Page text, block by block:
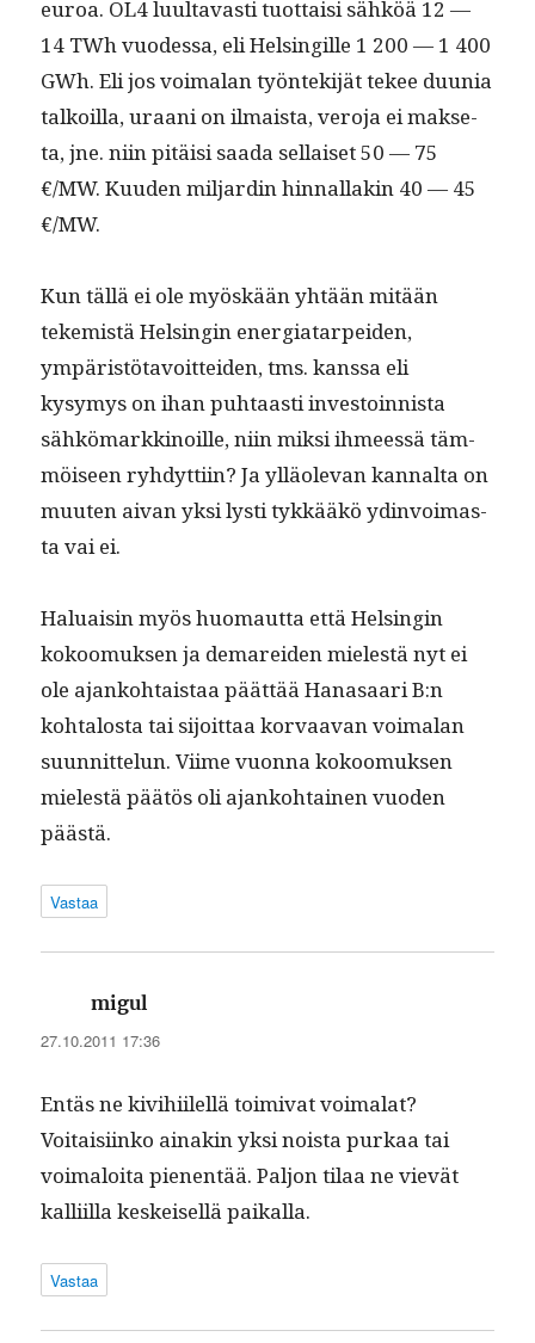
euroa. OL4 luul­tavasti tuot­taisi sähköä 12 —
14 TWh vuodessa, eli Helsingille 1 200 — 1 400
GWh. Eli jos voimalan työn­tek­i­jät tekee duu­nia
talkoil­la, uraani on ilmaista, vero­ja ei mak­se­
ta, jne. niin pitäisi saa­da sel­l­aiset 50 — 75
€/MW. Kuu­den mil­jardin hin­nal­lakin 40 — 45
€/MW.
Kun täl­lä ei ole myöskään yhtään mitään
tekemistä Helsin­gin ener­giatarpei­den,
ympäristö­tavoit­tei­den, tms. kanssa eli
kysymys on ihan puh­taasti investoin­nista
sähkö­markki­noille, niin mik­si ihmeessä täm­
möiseen ryhdyt­ti­in? Ja ylläol­e­van kannal­ta on
muuten aivan yksi lysti tykkääkö ydin­voimas­
ta vai ei.
Halu­aisin myös huo­maut­ta että Helsin­gin
kokoomuk­sen ja demarei­den mielestä nyt ei
ole ajanko­htais­taa päät­tää Hanasaari B:n
kohtalosta tai sijoit­taa kor­vaa­van voimalan
suun­nit­telun. Viime vuon­na kokoomuk­sen
mielestä päätös oli ajanko­htainen vuo­den
päästä.
Vastaa
migul
27.10.2011 17:36
Entäs ne kivi­hi­ilel­lä toimi­vat voimalat?
Voitaisi­inko ainakin yksi noista purkaa tai
voimaloi­ta pienen­tää. Paljon tilaa ne vievät
kalli­il­la keskeisel­lä paikalla.
Vastaa